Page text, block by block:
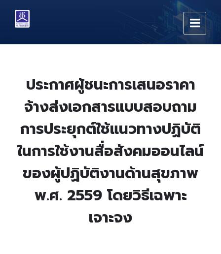
content
main
footer
ประกาศผู้ชนะการเสนอราคา
จ้างส่งเอกสารแบบสอบถาม
การประยุกต์ใช้แนวทางปฏิบัติ
ในการใช้งานสื่อสังคมออนไลน์
ของผู้ปฏิบัติงานด้านสุขภาพ
พ.ศ. 2559 โดยวิธีเฉพาะ
เจาะจง